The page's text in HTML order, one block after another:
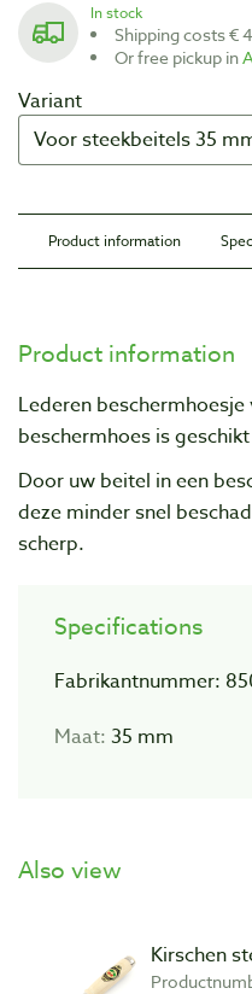
In stock
Shipping costs €
Or free pickup in
Variant
Product information
Product information
Lederen
beschermhoes is
Door uw beitel in een
deze minder snel
scherp.
Specifications
Fabrikantnummer:
Maat: 35 mm
Also view
Kirschen